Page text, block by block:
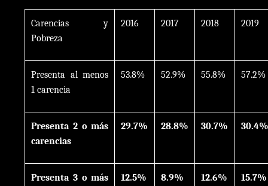
Carencias y
Pobreza
2016 2017 2018 2019
Presenta al menos
1 carencia
53.8% 52.9% 55.8% 57.2%
Presenta 2 o más
carencias
29.7% 28.8% 30.7% 30.4%
Presenta 3 o más
12.5% 8.9% 12.6% 15.7%